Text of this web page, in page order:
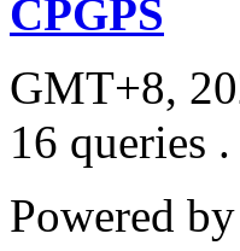
CPGPS
GMT+8,
16 queries .
Powered by